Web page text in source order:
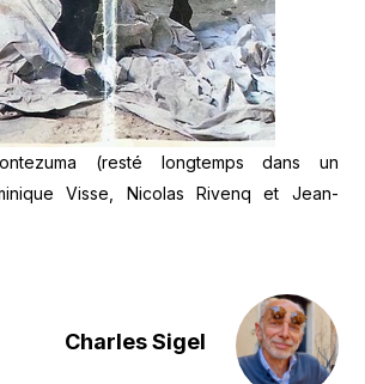
(resté longtemps dans un
Visse, Nicolas Rivenq et Jean-
Charles Sigel